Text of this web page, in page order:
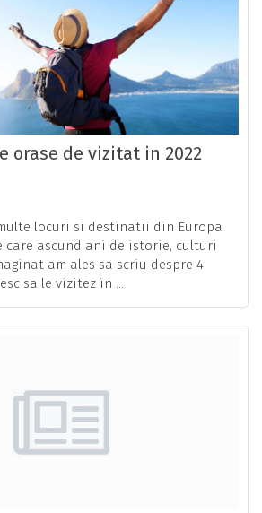
orase de vizitat in 2022
locuri si destinatii din Europa
care ascund ani de istorie, culturi
am ales sa scriu despre 4
sa le vizitez in ...